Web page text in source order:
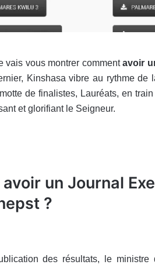
vais vous montrer commentavoir
Kinshasa vibre au rythme de
de finalistes, Lauréats, en
et glorifiant le Seigneur.
un Journal
?
des résultats, le ministre